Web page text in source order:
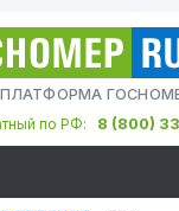
по РФ:
8 (800)